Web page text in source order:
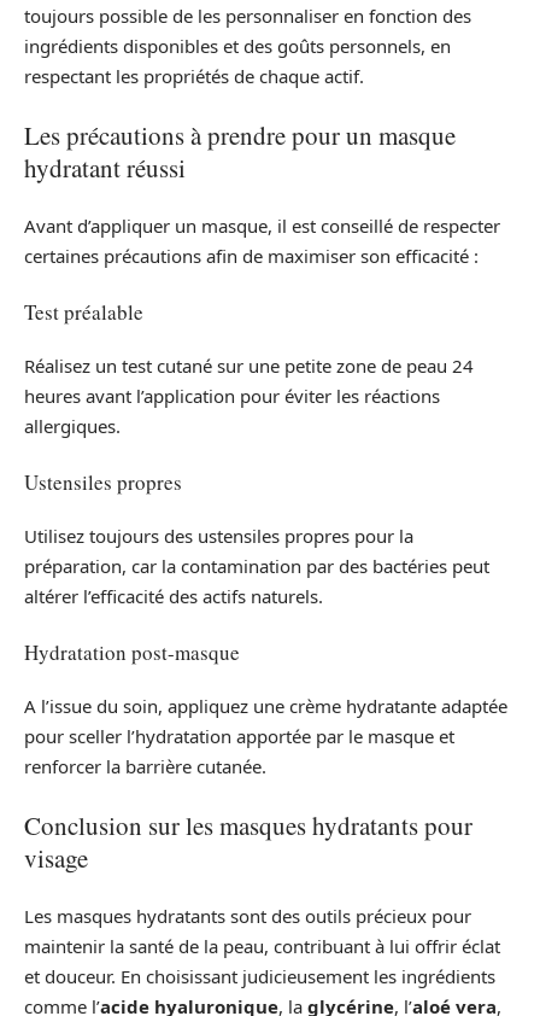
toujours possible de les personnaliser en fonction des
ingrédients disponibles et des goûts personnels, en
respectant les propriétés de chaque actif.
Les précautions à prendre pour un masque
hydratant réussi
Avant d’appliquer un masque, il est conseillé de respecter
certaines précautions afin de maximiser son efficacité :
Test préalable
Réalisez un test cutané sur une petite zone de peau 24
heures avant l’application pour éviter les réactions
allergiques.
Ustensiles propres
Utilisez toujours des ustensiles propres pour la
préparation, car la contamination par des bactéries peut
altérer l’efficacité des actifs naturels.
Hydratation post-masque
A l’issue du soin, appliquez une crème hydratante adaptée
pour sceller l’hydratation apportée par le masque et
renforcer la barrière cutanée.
Conclusion sur les masques hydratants pour
visage
Les masques hydratants sont des outils précieux pour
maintenir la santé de la peau, contribuant à lui offrir éclat
et douceur. En choisissant judicieusement les ingrédients
comme l’acide hyaluronique, la glycérine, l’aloé vera,